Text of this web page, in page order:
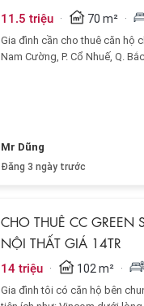
11.5 triệu · 70 m² ·
Gia đình cần cho thuê căn hộ
Nam Cường, P. Cổ Nhuế, Q.
Mr Dũng
Đăng 3 ngày trước
CHO THUÊ CC GREEN
NỘI THẤT GIÁ 14TR
14 triệu · 102 m² ·
Gia đình tôi có căn hộ bên